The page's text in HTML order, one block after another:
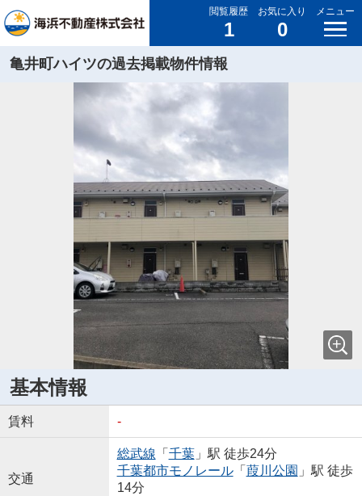
閲覧履歴
1
お気に入り
0
メニュー
亀井町ハイツの過去掲載物件情報
基本情報
賃料 -
交通
総武線 「 千葉」駅 徒歩24分
千葉都市モノレール「 葭川公園 」駅 徒歩
14分